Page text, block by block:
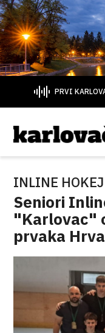
PRVI
INLINE
Seniori
"Karlovac"
prvaka